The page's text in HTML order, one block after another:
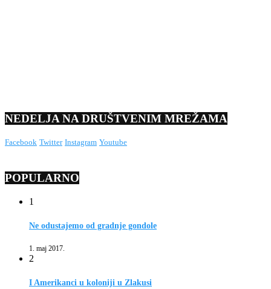
NEDELJA NA DRUŠTVENIM MREŽAMA
Facebook Twitter Instagram Youtube
POPULARNO
1
Ne odustajemo od gradnje gondole
1. maj 2017.
2
I Amerikanci u koloniji u Zlakusi